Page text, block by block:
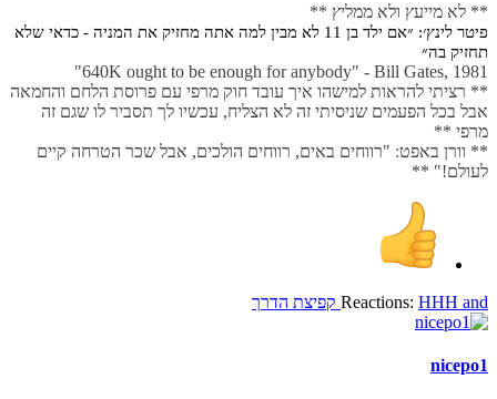
** לא מייעץ ולא ממליץ **
פיטר לינץ׳: ״אם ילד בן 11 לא מבין למה אתה מחזיק את המניה - כדאי שלא
תחזיק בה״
640K ought to be enough for anybody" - Bill Gates, 1981"
** רציתי להראות למישהו איך עובד חוק מרפי עם פרוסת הלחם והחמאה
אבל בכל הפעמים שניסיתי זה לא הצליח, עכשיו לך תסביר לו שגם זה
מרפי **
** וורן באפט: "רווחים באים, רווחים הולכים, אבל שכר הטרחה קיים
לעולם!" **
Reactions: HHH and קפיצת הדרך
nicepo1